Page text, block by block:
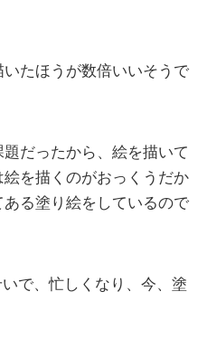
たほうが数倍いいそうで
だったから、絵を描いて
を描くのがおっくうだか
る塗り絵をしているので
で、忙しくなり、今、塗